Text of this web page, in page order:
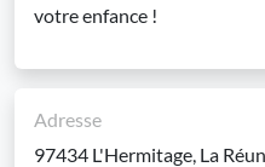
votre enfance !
Adresse
97434 L'Hermitage, La